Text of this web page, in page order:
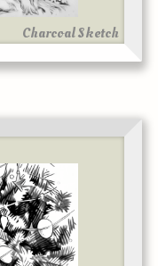
Charcoal Sketch